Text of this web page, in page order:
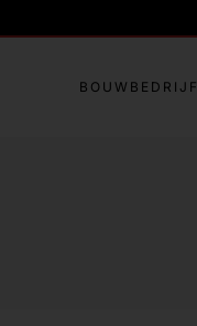
BOUWBEDRIJF